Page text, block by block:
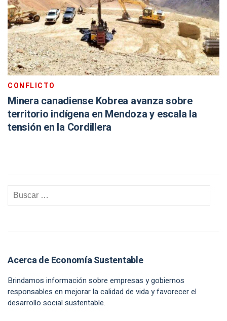
CONFLICTO
Minera canadiense Kobrea avanza sobre
territorio indígena en Mendoza y escala la
tensión en la Cordillera
Acerca de Economía Sustentable
Brindamos información sobre empresas y gobiernos
responsables en mejorar la calidad de vida y favorecer el
desarrollo social sustentable.